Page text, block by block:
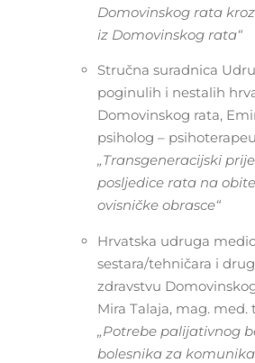
Domovinskog rata
iz Domovinskog rata“
Stručna suradnica
poginulih i nestalih
Domovinskog rata,
psiholog –
„Transgeneracijski
posljedice rata na
ovisničke obrasce“
Hrvatska udruga
sestara/tehničara i
zdravstvu
Mira Talaja, mag. med.
„Potrebe palijativnog
bolesnika za